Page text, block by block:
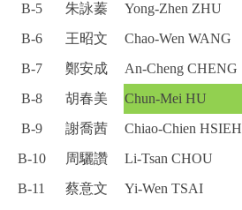
B-5
朱詠蓁 Yong-Zhen ZHU
B-6
王昭文 Chao-Wen WANG
B-7
鄭安成 An-Cheng CHENG
B-8
胡春美 Chun-Mei HU
B-9
謝喬茜 Chiao-Chien HSIEH
B-10
周驪讚 Li-Tsan CHOU
B-11
蔡意文 Yi-Wen TSAI